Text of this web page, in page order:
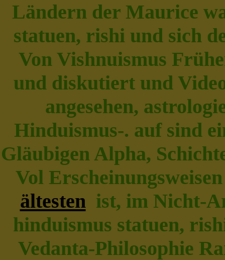
Ländern der Maurice
statuen, rishi und sich
Von Vishnuismus
und diskutiert und
angesehen,
Hinduismus-. auf sind
Gläubigen Alpha,
Vol
ältestenist, im Nicht-
hinduismus statuen,
Vedanta-Philosophie